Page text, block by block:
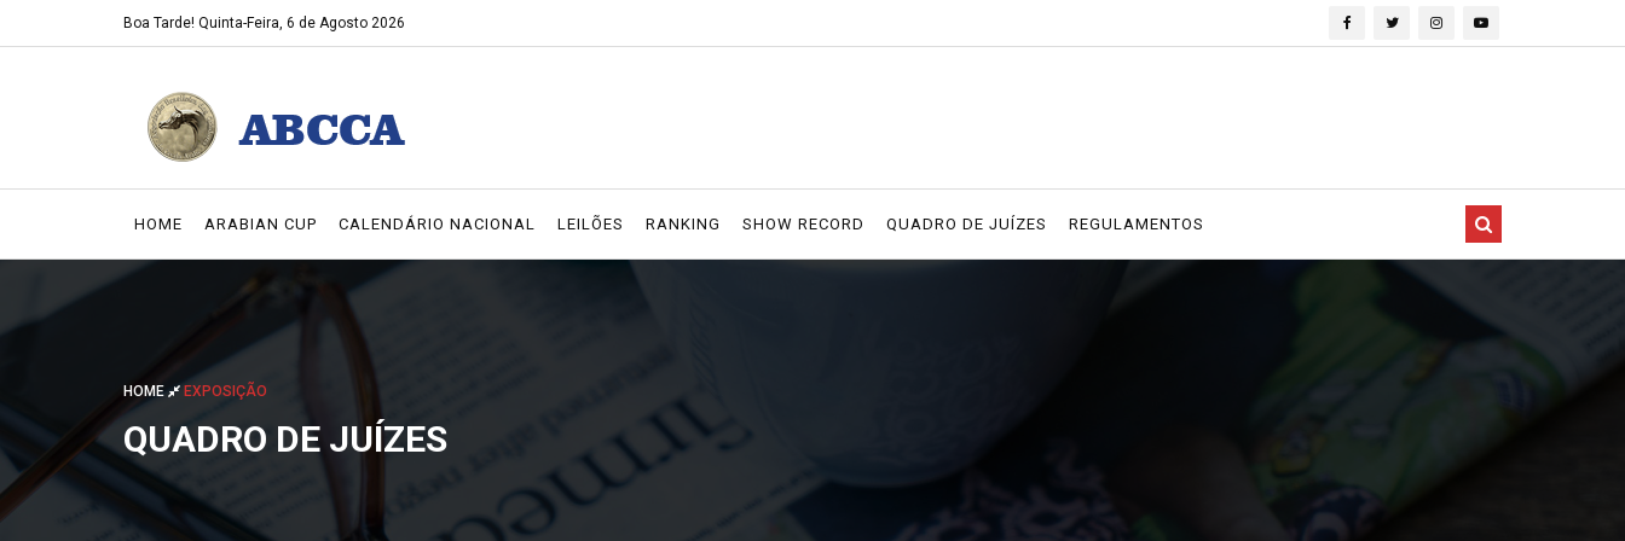
Boa Tarde! Quinta-Feira, 6 de Agosto 2026
HOME ARABIAN CUP CALENDÁRIO NACIONAL LEILÕES RANKING SHOW RECORD QUADRO DE JUÍZES REGULAMENTOS
HOME EXPOSIÇÃO
QUADRO DE JUÍZES